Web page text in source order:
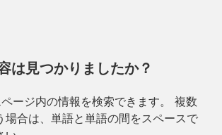
は見つかりましたか？
ージ内の情報を検索できます。 複数
場合は、単語と単語の間をスペースで